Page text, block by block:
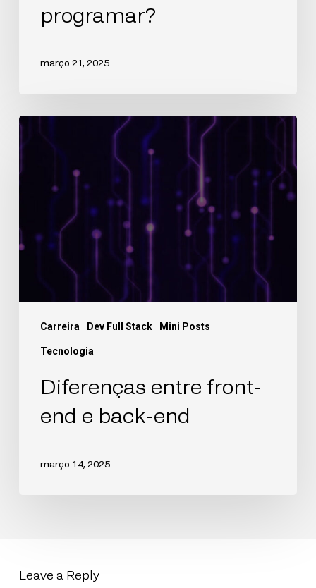
programar?
março 21, 2025
Carreira Dev Full Stack Mini Posts
Tecnologia
Diferenças entre front-
end e back-end
março 14, 2025
Leave a Reply